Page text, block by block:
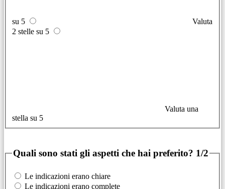
su 5
Valuta
2 stelle su 5
Valuta una
stella su 5
Quali sono stati gli aspetti che hai preferito? 1/2
Le indicazioni erano chiare
Le indicazioni erano complete